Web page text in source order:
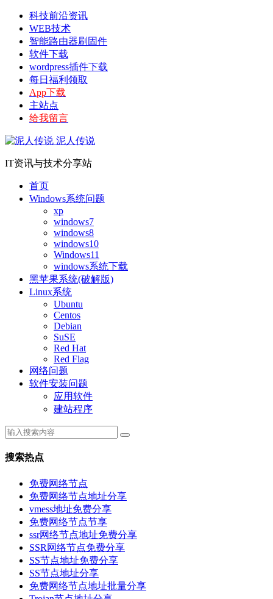
科技前沿资讯
WEB技术
智能路由器刷固件
软件下载
wordpress插件下载
每日福利领取
App下载
主站点
给我留言
泥人传说
IT资讯与技术分享站
首页
Windows系统问题
xp
windows7
windows8
windows10
Windows11
windows系统下载
黑苹果系统(破解版)
Linux系统
Ubuntu
Centos
Debian
SuSE
Red Hat
Red Flag
网络问题
软件安装问题
应用软件
建站程序
搜索热点
免费网络节点
免费网络节点地址分享
vmess地址免费分享
免费网络节点节享
ssr网络节点地址免费分享
SSR网络节点免费分享
SS节点地址免费分享
SS节点地址分享
免费网络节点地址批量分享